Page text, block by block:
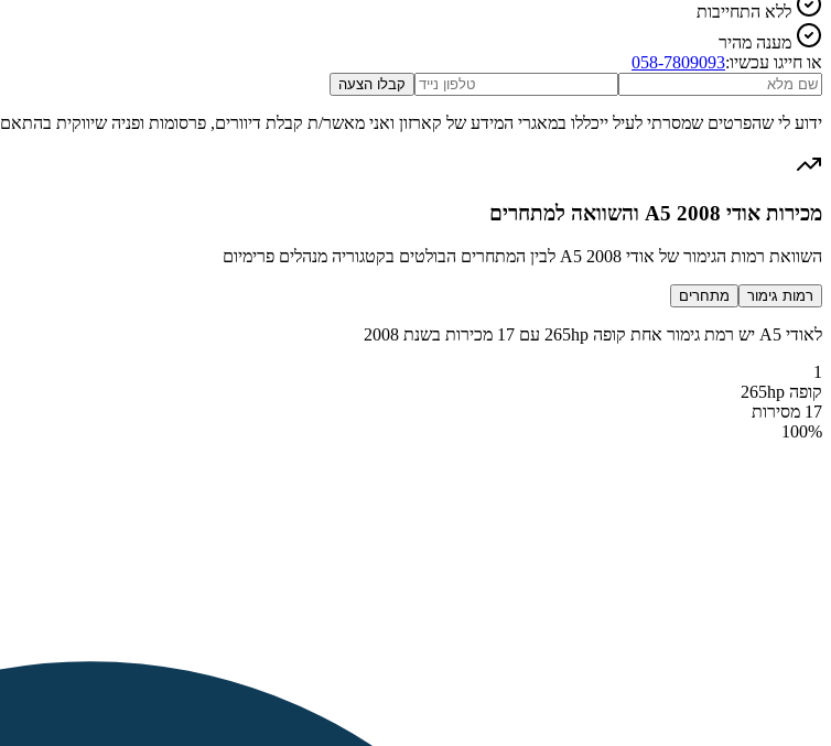
ללא התחייבות
מענה מהיר
או חייגו עכשיו:058-7809093
קבלו הצעה
ידוע לי שהפרטים שמסרתי לעיל ייכללו במאגרי המידע של קארזון ואני מאשר/ת קבלת דיוורים, פרסומות ופניה שיווקית בהתאם
מכירות אודי A5 2008 והשוואה למתחרים
השוואת רמות הגימור של אודי A5 2008 לבין המתחרים הבולטים בקטגוריה מנהלים פרימיום
רמות גימור מתחרים
לאודי A5 יש רמת גימור אחת קופה 265hp עם 17 מכירות בשנת 2008
1
קופה 265hp
17 מסירות
100%